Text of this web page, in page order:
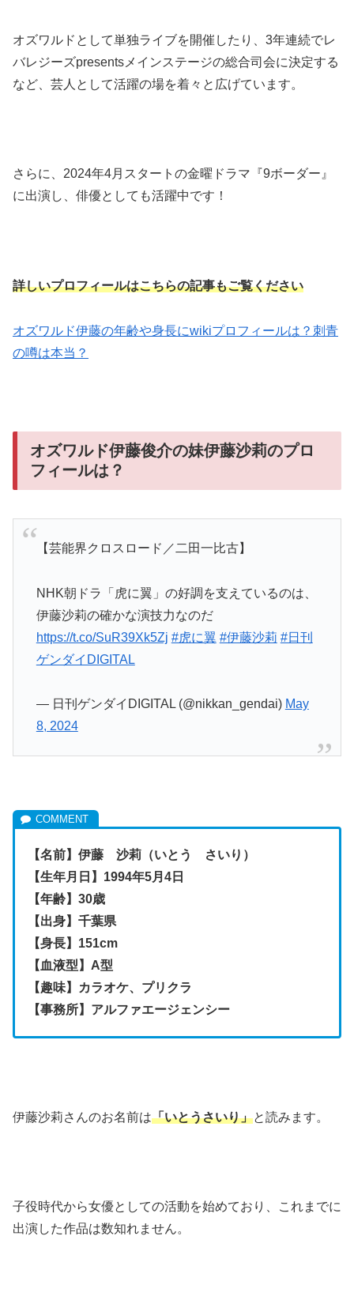
オズワルドとして単独ライブを開催したり、3年連続でレ
バレジーズpresentsメインステージの総合司会に決定する
など、芸人として活躍の場を着々と広げています。
さらに、2024年4月スタートの金曜ドラマ『9ボーダー』
に出演し、俳優としても活躍中です！
詳しいプロフィールはこちらの記事もご覧ください
オズワルド伊藤の年齢や身長にwikiプロフィールは？刺青
の噂は本当？
オズワルド伊藤俊介の妹伊藤沙莉のプロ
フィールは？
【芸能界クロスロード／二田一比古】
NHK朝ドラ「虎に翼」の好調を支えているのは、
伊藤沙莉の確かな演技力なのだ
https://t.co/SuR39Xk5Zj #虎に翼 #伊藤沙莉 #日刊
ゲンダイDIGITAL
— 日刊ゲンダイDIGITAL (@nikkan_gendai) May
8, 2024
【名前】伊藤 沙莉（いとう さいり）
【生年月日】1994年5月4日
【年齢】30歳
【出身】千葉県
【身長】151cm
【血液型】A型
【趣味】カラオケ、プリクラ
【事務所】アルファエージェンシー
伊藤沙莉さんのお名前は「いとうさいり」と読みます。
子役時代から女優としての活動を始めており、これまでに
出演した作品は数知れません。